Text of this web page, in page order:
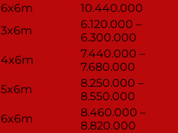
6x6m
10.440.000
3x6m
6.120.000 –
6.300.000
4x6m
7.440.000 –
7.680.000
5x6m
8.250.000 –
8.550.000
6x6m
8.460.000 –
8.820.000